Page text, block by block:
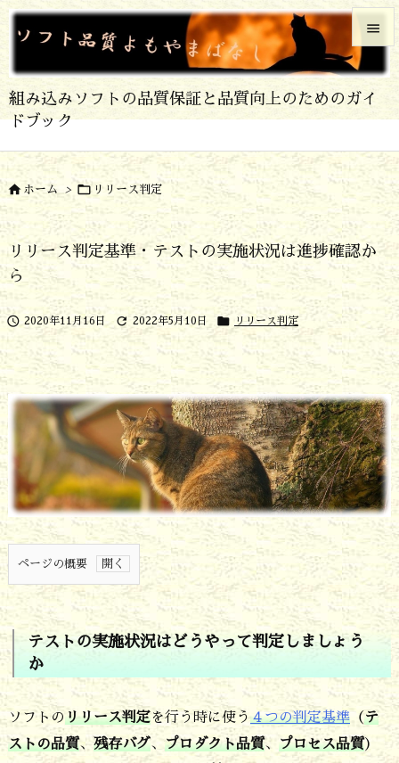
組み込みソフトの品質保証と品質向上のためのガイ
ドブック





検索
 ホーム >  リリース判定
リリース判定基準・テストの実施状況は進捗確認か
ら
 2020年11月16日  2022年5月10日  リリース判定
ページの概要
1.
テ
ス
ト
の
実
テストの実施状況はどうやって判定しましょう
か
ソフトのリリース判定を行う時に使う４つの判定基準（テ
ストの品質、 残存バグ、 プロダクト品質、 プロセス品質）